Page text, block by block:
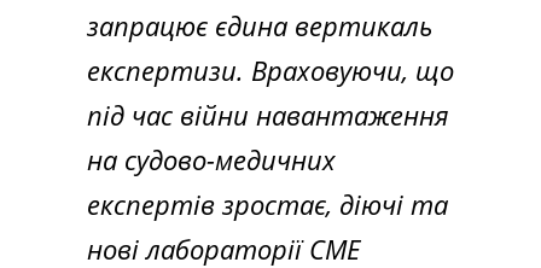
запрацює єдина вертикаль
експертизи. Враховуючи, що
під час війни навантаження
на судово-медичних
експертів зростає, діючі та
нові лабораторії СМЕ